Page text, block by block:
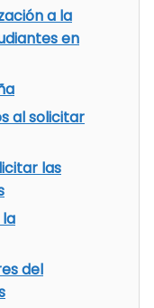
a la
en
al solicitar
las
del